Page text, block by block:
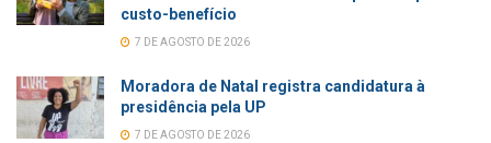
custo-benefício
7 DE AGOSTO DE 2026
Moradora de Natal registra candidatura à
presidência pela UP
7 DE AGOSTO DE 2026